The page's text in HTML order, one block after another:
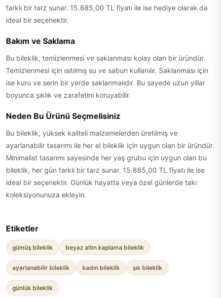
farklı bir tarz sunar. 15.885,00 TL fiyatı ile ise hediye olarak da
ideal bir seçenektir.
Bakım ve Saklama
Bu bileklik, temizlenmesi ve saklanması kolay olan bir üründür.
Temizlenmesi için ısıtılmış su ve sabun kullanılır. Saklanması için
ise kuru ve serin bir yerde saklanmalıdır. Bu sayede uzun yıllar
boyunca şıklık ve zarafetini koruyabilir.
Neden Bu Ürünü Seçmelisiniz
Bu bileklik, yüksek kaliteli malzemelerden üretilmiş ve
ayarlanabilir tasarımı ile her el bileklik için uygun olan bir üründür.
Minimalist tasarımı sayesinde her yaş grubu için uygun olan bu
bileklik, her gün farklı bir tarz sunar. 15.885,00 TL fiyatı ile ise
ideal bir seçenektir. Günlük hayatta veya özel günlerde takı
koleksiyonunuza ekleyin.
Etiketler
gümüş bileklik beyaz altın kaplama bileklik
ayarlanabilir bileklik kadın bileklik şık bileklik
günlük bileklik